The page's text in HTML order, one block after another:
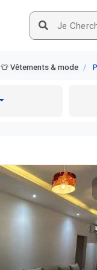
👕 Vêtements & mode